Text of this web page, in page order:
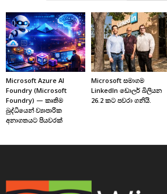
Microsoft Azure AI
Foundry (Microsoft
Foundry) — කෘතිම
බුද්ධියෙන් ව්‍යාපාරික
අනාගතයට පියවරක්
Microsoft සමාගම
LinkedIn ඩොලර් බිලියන
26.2 කට පවරා ගනියි.